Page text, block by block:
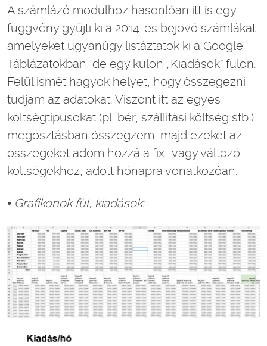
A számlázó modulhoz hasonlóan itt is egy
függvény gyűjti ki a 2014-es bejövő számlákat,
amelyeket ugyanúgy listáztatok ki a Google
Táblázatokban, de egy külön „Kiadások” fülön.
Felül ismét hagyok helyet, hogy összegezni
tudjam az adatokat. Viszont itt az egyes
költségtípusokat (pl. bér, szállítási költség stb.)
megosztásban összegzem, majd ezeket az
összegeket adom hozzá a fix- vagy változó
költségekhez, adott hónapra vonatkozóan.
• Grafikonok fül, kiadások: